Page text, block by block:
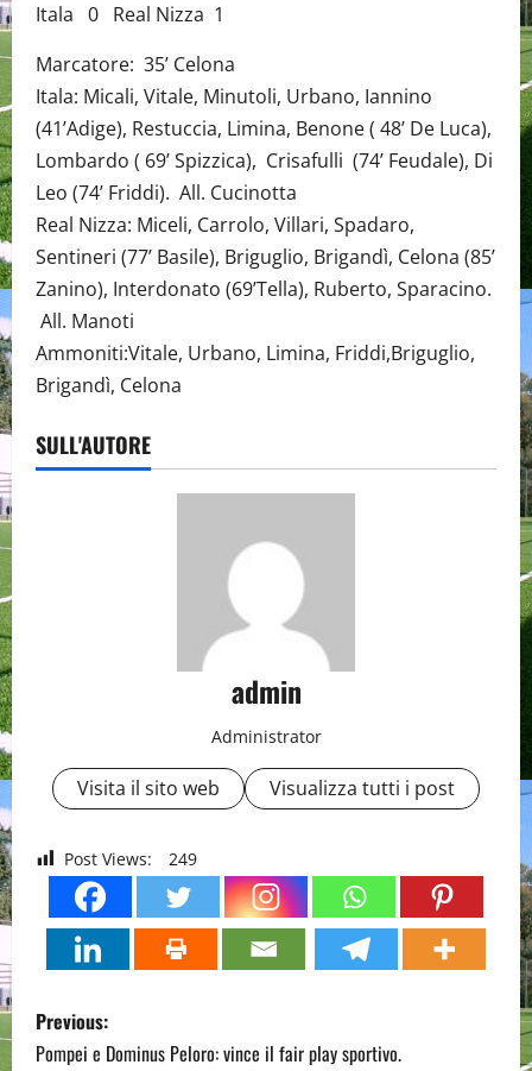
Itala 0 Real Nizza 1
Marcatore: 35’ Celona
Itala: Micali, Vitale, Minutoli, Urbano, Iannino
(41’Adige), Restuccia, Limina, Benone ( 48’ De Luca),
Lombardo ( 69’ Spizzica), Crisafulli (74’ Feudale), Di
Leo (74’ Friddi). All. Cucinotta
Real Nizza: Miceli, Carrolo, Villari, Spadaro,
Sentineri (77’ Basile), Briguglio, Brigandì, Celona (85’
Zanino), Interdonato (69’Tella), Ruberto, Sparacino.
All. Manoti
Ammoniti:Vitale, Urbano, Limina, Friddi,Briguglio,
Brigandì, Celona
SULL'AUTORE
admin
Administrator
Visita il sito web Visualizza tutti i post
Post Views: 249
P
Previous:
Pompei e Dominus Peloro: vince il fair play sportivo.